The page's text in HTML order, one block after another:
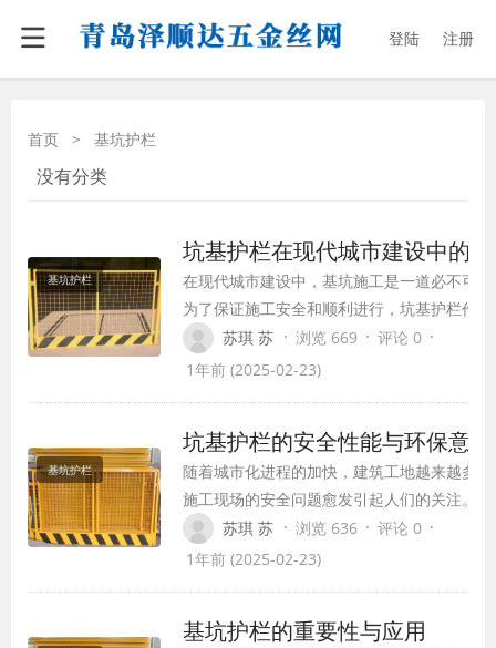
登陆 注册
首页 > 基坑护栏
没有分类
基坑护栏
坑基护栏在现代城市建设中的
在现代城市建设中，基坑施工是一道必不可
为了保证施工安全和顺利进行，坑基护栏作
的防护设施，发挥着举足轻重的作用。本文
栏的定义、作用以及应用范围等方面展开论
苏琪 苏 · 浏览 669 · 评论 0 ·
1年前 (2025-02-23)
基坑护栏
坑基护栏的安全性能与环保意义
随着城市化进程的加快，建筑工地越来越多，
施工现场的安全问题愈发引起人们的关注。坑
基护栏作为重要的防护设施，其安全性能和环
保意义不容忽视。本文将从坑基护栏的安全性
苏琪 苏 · 浏览 636 · 评论 0 ·
1年前 (2025-02-23)
基坑护栏的重要性与应用